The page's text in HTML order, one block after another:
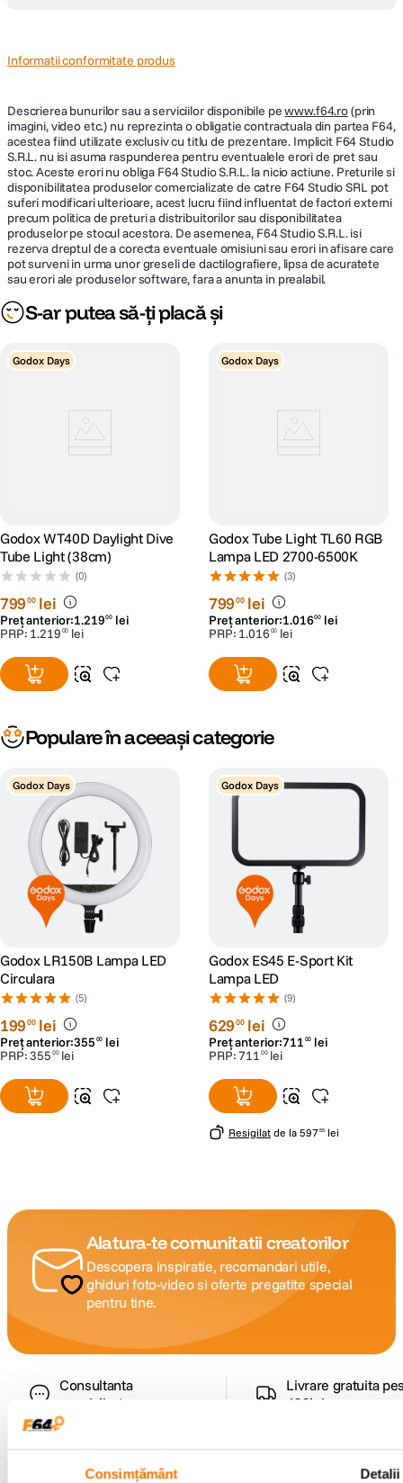
Consimțământ Detalii
Informatii conformitate produs
Descrierea bunurilor sau a serviciilor disponibile pewww.f64.ro(prin
imagini, video etc.) nu reprezinta o obligatie contractuala din partea F64,
acestea fiind utilizate exclusiv cu titlu de prezentare. Implicit F64 Studio
S.R.L. nu isi asuma raspunderea pentru eventualele erori de pret sau
stoc. Aceste erori nu obliga F64 Studio S.R.L. la nicio actiune. Preturile si
disponibilitatea produselor comercializate de catre F64 Studio SRL pot
suferi modificari ulterioare, acest lucru fiind influentat de factori externi
precum politica de preturi a distribuitorilor sau disponibilitatea
produselor pe stocul acestora. De asemenea, F64 Studio S.R.L. isi
rezerva dreptul de a corecta eventuale omisiuni sau erori in afisare care
pot surveni in urma unor greseli de dactilografiere, lipsa de acuratete
sau erori ale produselor software, fara a anunta in prealabil.
S-ar putea să-ți placă și
Godox Days
Godox WT40D Daylight Dive
Tube Light (38cm)
(0)
79900 lei
Preț anterior:1.21900 lei
PRP: 1.219 00 lei
Godox Days
Godox Tube Light TL60 RGB
Lampa LED 2700-6500K
(3)
79900 lei
Preț anterior:1.01600 lei
PRP: 1.016 00 lei
Populare în aceeași categorie
Godox Days
Godox LR150B Lampa LED
Circulara
(5)
19900 lei
Preț anterior:355 00 lei
PRP:355 00 lei
Godox Days
Godox ES45 E-Sport Kit
Lampa LED
(9)
62900 lei
Preț anterior:711 00 lei
PRP:711 00 lei
Resigilat de la 597 55 lei
Alatura-te comunitatii creatorilor
Descopera inspiratie, recomandari utile,
ghiduri foto-video si oferte pregatite special
pentru tine.
Consultanta
specializata
Livrare gratuita
499lei